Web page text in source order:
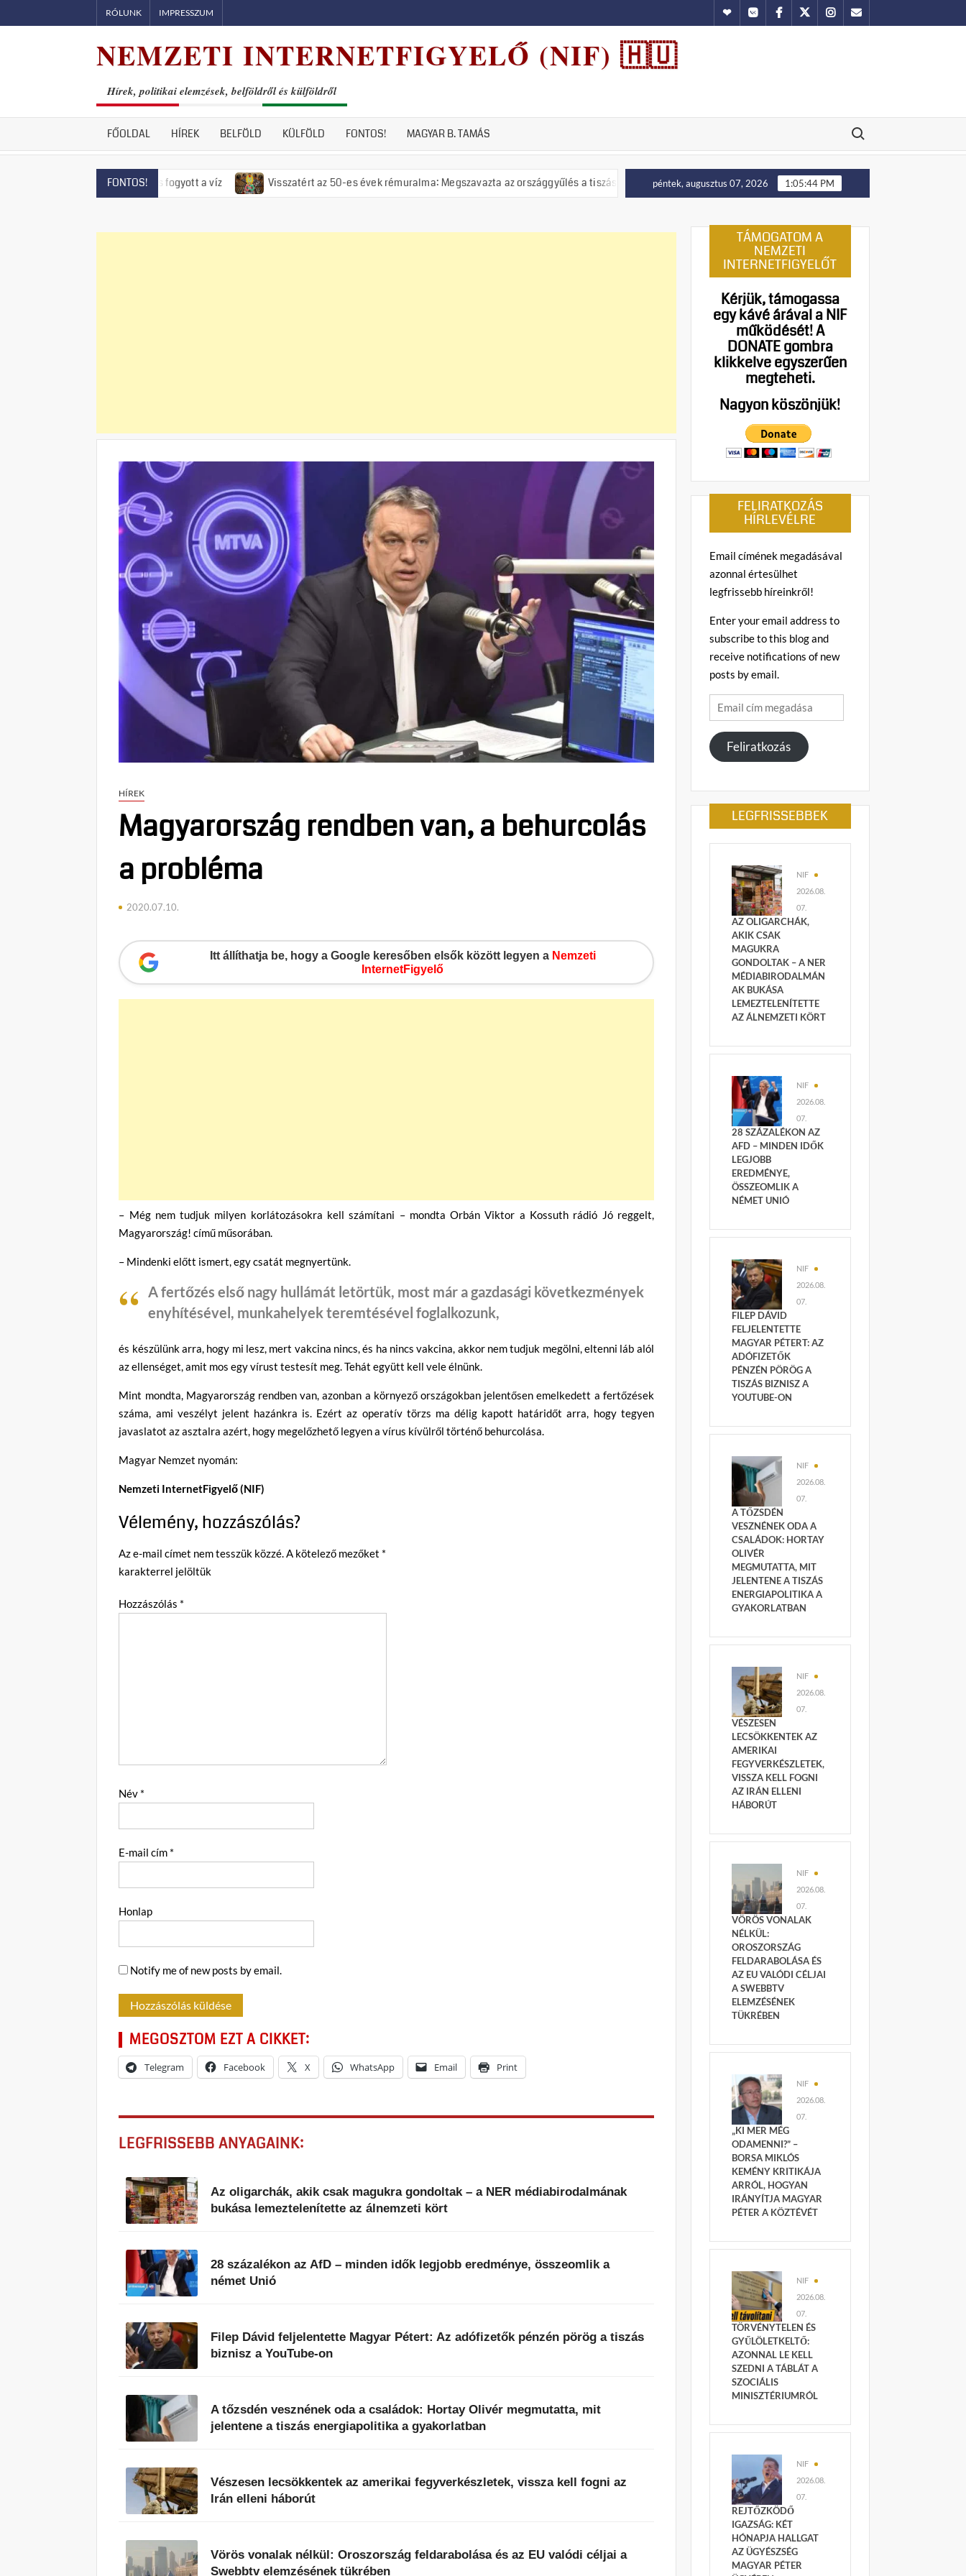
to
RÓLUNK IMPRESSZUM HundubVkontakte
Facebook
TwitterInstagram
Email
NEMZETI INTERNETFIGYELŐ (NIF) 🇭🇺
Hírek, politikai elemzések, belföldről és külföldről
FŐOLDAL HÍREK BELFÖLD KÜLFÖLD FONTOS! MAGYAR B. TAMÁS
Search for:
FONTOS!
már el is fogyott a víz Visszatért az 50-es évek rémuralma: Megszavazta az országgyűlés a tiszás ÁVH felállítását! Putyin: Ukrajna nyugati területei előbb-utóbb visszakerülnek
péntek, augusztus 07, 2026 1:05:45 PM
HÍREK
Magyarország rendben van, a behurcolás
a probléma
2020.07.10.
Itt állíthatja be, hogy a Google keresőben elsők között legyen a Nemzeti
InternetFigyelő
– Még nem tudjuk milyen korlátozásokra kell számítani – mondta Orbán Viktor a Kossuth rádió Jó reggelt,
Magyarország! című műsorában.
– Mindenki előtt ismert, egy csatát megnyertünk.
A fertőzés első nagy hullámát letörtük, most már a gazdasági következmények
enyhítésével, munkahelyek teremtésével foglalkozunk,
és készülünk arra, hogy mi lesz, mert vakcina nincs, és ha nincs vakcina, akkor nem tudjuk megölni, eltenni láb alól
az ellenséget, amit mos egy vírust testesít meg. Tehát együtt kell vele élnünk.
Mint mondta, Magyarország rendben van, azonban a környező országokban jelentősen emelkedett a fertőzések
száma, ami veszélyt jelent hazánkra is. Ezért az operatív törzs ma délig kapott határidőt arra, hogy tegyen
javaslatot az asztalra azért, hogy megelőzhető legyen a vírus kívülről történő behurcolása.
Magyar Nemzet nyomán:
Nemzeti InternetFigyelő (NIF)
Vélemény, hozzászólás?
Az e-mail címet nem tesszük közzé.A kötelező mezőket *
karakterrel jelöltük
Hozzászólás *
Név *
E-mail cím *
Honlap
Notify me of new posts by email.
MEGOSZTOM EZT A CIKKET:
Telegram Facebook X WhatsApp Email Print
LEGFRISSEBB ANYAGAINK:
Az oligarchák, akik csak magukra gondoltak – a NER médiabirodalmának
bukása lemeztelenítette az álnemzeti kört
28 százalékon az AfD – minden idők legjobb eredménye, összeomlik a
német Unió
Filep Dávid feljelentette Magyar Pétert: Az adófizetők pénzén pörög a tiszás
biznisz a YouTube-on
A tőzsdén vesznének oda a családok: Hortay Olivér megmutatta, mit
jelentene a tiszás energiapolitika a gyakorlatban
Vészesen lecsökkentek az amerikai fegyverkészletek, vissza kell fogni az
Irán elleni háborút
Vörös vonalak nélkül: Oroszország feldarabolása és az EU valódi céljai a
Swebbtv elemzésének tükrében
TÁMOGATOM A
NEMZETI
INTERNETFIGYELŐT
Kérjük, támogassa
egy kávé árával a NIF
működését!A
DONATE gombra
klikkelve egyszerűen
megteheti.
Nagyon köszönjük!
FELIRATKOZÁS
HÍRLEVÉLRE
Email címének megadásával
azonnal értesülhet
legfrissebb híreinkről!
Enter your email address to
subscribe to this blog and
receive notifications of new
posts by email.
Email
cím
megadása
Feliratkozás
LEGFRISSEBBEK
NIF
2026.08.
07.
AZ OLIGARCHÁK,
AKIK CSAK
MAGUKRA
GONDOLTAK – A NER
MÉDIABIRODALMÁN
AK BUKÁSA
LEMEZTELENÍTETTE
AZ ÁLNEMZETI KÖRT
NIF
2026.08.
07.
28 SZÁZALÉKON AZ
AFD – MINDEN IDŐK
LEGJOBB
EREDMÉNYE,
ÖSSZEOMLIK A
NÉMET UNIÓ
NIF
2026.08.
07.
FILEP DÁVID
FELJELENTETTE
MAGYAR PÉTERT: AZ
ADÓFIZETŐK
PÉNZÉN PÖRÖG A
TISZÁS BIZNISZ A
YOUTUBE-ON
NIF
2026.08.
07.
A TŐZSDÉN
VESZNÉNEK ODA A
CSALÁDOK: HORTAY
OLIVÉR
MEGMUTATTA, MIT
JELENTENE A TISZÁS
ENERGIAPOLITIKA A
GYAKORLATBAN
NIF
2026.08.
07.
VÉSZESEN
LECSÖKKENTEK AZ
AMERIKAI
FEGYVERKÉSZLETEK,
VISSZA KELL FOGNI
AZ IRÁN ELLENI
HÁBORÚT
NIF
2026.08.
07.
VÖRÖS VONALAK
NÉLKÜL:
OROSZORSZÁG
FELDARABOLÁSA ÉS
AZ EU VALÓDI CÉLJAI
A SWEBBTV
ELEMZÉSÉNEK
TÜKRÉBEN
NIF
2026.08.
07.
„KI MER MÉG
ODAMENNI?” –
BORSA MIKLÓS
KEMÉNY KRITIKÁJA
ARRÓL, HOGYAN
IRÁNYÍTJA MAGYAR
PÉTER A KÖZTÉVÉT
NIF
2026.08.
07.
TÖRVÉNYTELEN ÉS
GYŰLÖLETKELTŐ:
AZONNAL LE KELL
SZEDNI A TÁBLÁT A
SZOCIÁLIS
MINISZTÉRIUMRÓL
NIF
2026.08.
07.
REJTŐZKÖDŐ
IGAZSÁG: KÉT
HÓNAPJA HALLGAT
AZ ÜGYÉSZSÉG
MAGYAR PÉTER